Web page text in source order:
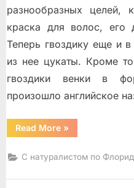
разнообразных целей,
краска для волос, его
Теперь гвоздику еще и
из нее цукаты. Кроме
гвоздики венки в
произошло английское
Read More“Цветочный
магазин”
»
С натуралистом по